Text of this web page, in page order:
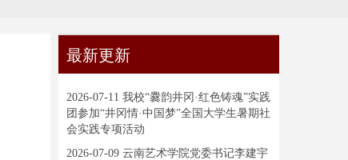
最新更新
2026-07-11 我校“爨韵井冈·红色铸魂”实践
团参加“井冈情·中国梦”全国大学生暑期社
会实践专项活动
2026-07-09 云南艺术学院党委书记李建宇